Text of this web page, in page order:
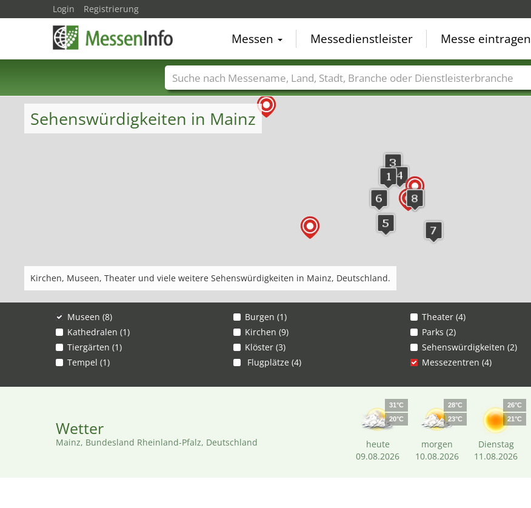
Sehenswürdigkeiten in Mainz
Kirchen, Museen, Theater und viele weitere Sehenswürdigkeiten in Mainz, Deutschland.
Museen (8) Burgen (1) Theater (4)
Kathedralen (1)
Kirchen (9) Parks (2)
Tiergärten (1)
Klöster (3) Sehenswürdigkeiten (2)
Tempel (1)
Flugplätze (4) Messezentren (4)
Wetter
Mainz, Bundesland Rheinland-Pfalz, Deutschland
31°C
20°C
heute
09.08.2026
28°C
23°C
morgen
10.08.2026
26°C
21°C
Dienstag
11.08.2026
Login Registrierung
Messen Messedienstleister Messe eintragen
Messenamen Länder Städte Branchen Dienstleisterbranchen